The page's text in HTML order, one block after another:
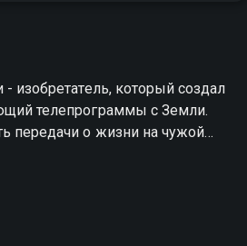
изобретатель, который создал
телепрограммы с Земли.
передачи о жизни на чужой
пытается скопировать